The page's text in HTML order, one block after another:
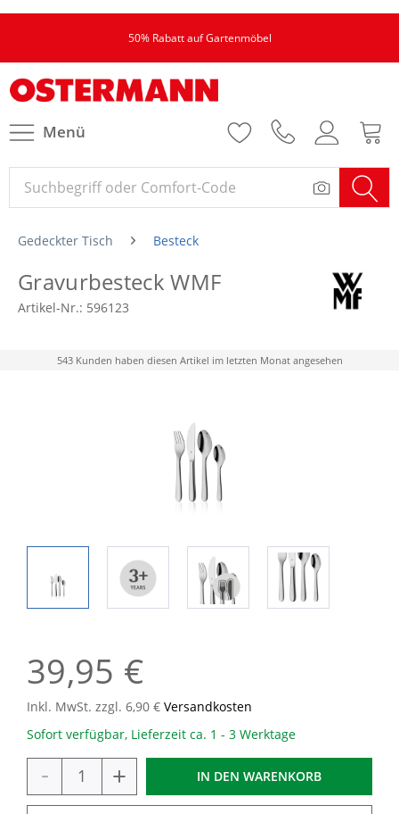
50% Rabatt auf Gartenmöbel
Menü
Gedeckter Tisch Besteck
Gravurbesteck WMF
Artikel-Nr.: 596123
543 Kunden haben diesen Artikel im letzten Monat angesehen
39,95 €
Inkl. MwSt. zzgl. 6,90 € Versandkosten
Sofort verfügbar, Lieferzeit ca. 1 - 3 Werktage
- + IN DEN WARENKORB